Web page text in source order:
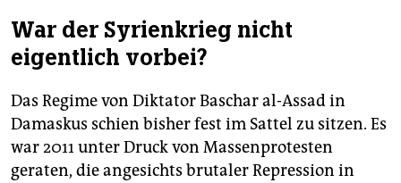
War der Syrienkrieg nicht
eigentlich vorbei?
Das Regime von Diktator Baschar al-Assad in
Damaskus schien bisher fest im Sattel zu sitzen. Es
war 2011 unter Druck von Massenprotesten
geraten, die angesichts brutaler Repression in